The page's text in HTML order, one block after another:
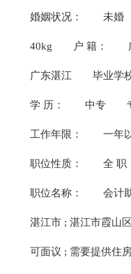
婚姻状况： 未婚
40kg 户 籍：
广东湛江 毕业学
学 历： 中专
工作年限： 一年
职位性质： 全 职
职位名称： 会计
湛江市 ; 湛江市霞山
可面议 ; 需要提供住